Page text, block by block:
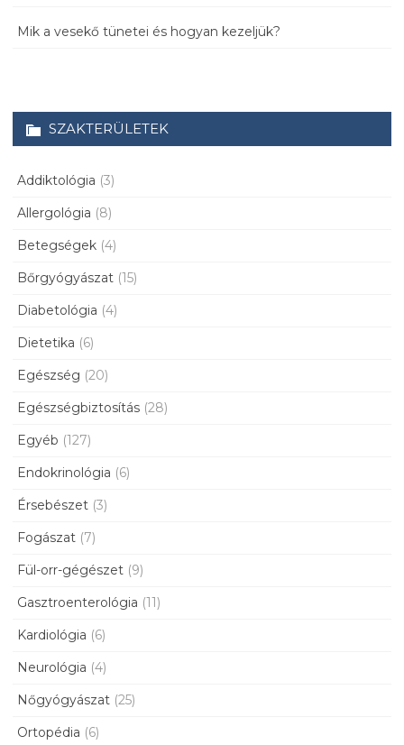
Mik a vesekő tünetei és hogyan kezeljük?
SZAKTERÜLETEK
Addiktológia (3)
Allergológia (8)
Betegségek (4)
Bőrgyógyászat (15)
Diabetológia (4)
Dietetika (6)
Egészség (20)
Egészségbiztosítás (28)
Egyéb (127)
Endokrinológia (6)
Érsebészet (3)
Fogászat (7)
Fül-orr-gégészet (9)
Gasztroenterológia (11)
Kardiológia (6)
Neurológia (4)
Nőgyógyászat (25)
Ortopédia (6)